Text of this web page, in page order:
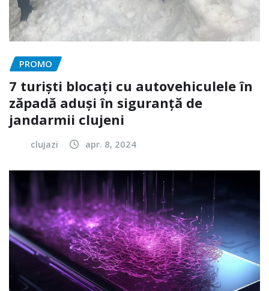
PROMO
7 turiști blocați cu autovehiculele în
zăpadă aduși în siguranță de
jandarmii clujeni
clujazi apr. 8, 2024